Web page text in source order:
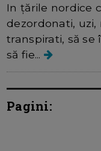
In țările nordice
dezordonati,
transpirati, să se
să fie...
Pagini: